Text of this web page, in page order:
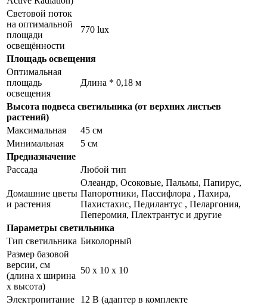
Световой поток
на оптимальной
площади
освещённости
770 lux
Площадь освещения
Оптимальная
площадь
освещения
Длина * 0,18 м
Высота подвеса светильника (от верхних листьев
растений)
Максимальная
45 см
Минимальная
5 см
Предназначение
Рассада
Любой тип
Домашние цветы
и растения
Олеандр, Осоковые, Пальмы, Папирус,
Папоротники, Пассифлора , Пахира,
Пахистахис, Педилантус , Пеларгония,
Пеперомия, Плектрантус и другие
Параметры светильника
Тип светильника Биколорный
Размер базовой
версии, см
(длина х ширина
х высота)
50 х 10 х 10
Электропитание
12 В (адаптер в комплекте